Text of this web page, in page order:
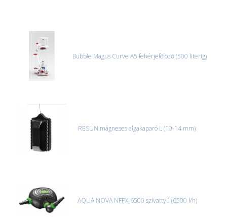
és azonnal eljutott hozzánk az információ.
Bubble Magus Curve A5 fehérjefölöző (500 literig)
RESUN mágneses algakaparó L (10-14 mm)
AQUA NOVA NFPX-6500 szivattyú (6500 l/h)